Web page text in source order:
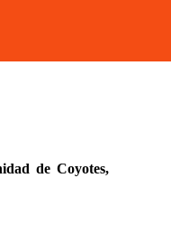
de Coyotes,